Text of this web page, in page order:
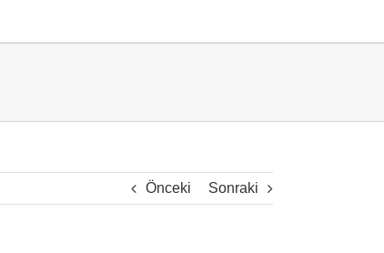
Önceki Sonraki